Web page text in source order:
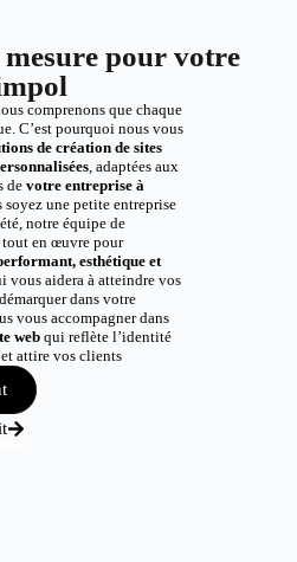
pour votre
comprenons que chaque
C’est pourquoi nous vous
de création de sites
, adaptées aux
devotre entreprise à
soyez une petite entreprise
notre équipe de
en œuvre pour
esthétique et
vous aidera à atteindre vos
dans votre
vous accompagner dans
webqui reflète l’identité
attire vos clients